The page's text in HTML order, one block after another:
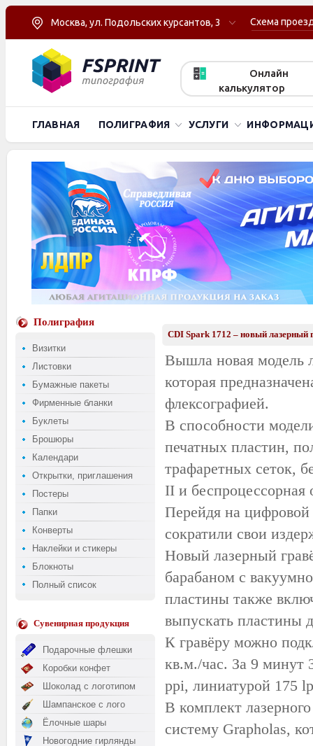
Москва, ул. Подольских курсантов, 3 Схема
Онлайн
калькулятор
ГЛАВНАЯ ПОЛИГРАФИЯ УСЛУГИ
Полиграфия
Визитки
Листовки
Бумажные пакеты
Фирменные бланки
Буклеты
Брошюры
Календари
Открытки, приглашения
Постеры
Папки
Конверты
Наклейки и стикеры
Блокноты
Полный список
Сувенирная продукция
Подарочные флешки
Коробки конфет
Шоколад с логотипом
Шампанское с лого
Ёлочные шары
Новогодние гирлянды
CDI Spark 1712 – новый лазерный
Вышла новая модель
которая
флексографией.
В способности
печатных пластин,
трафаретных сеток,
II и беспроцессорная
Перейдя на
сократили свои
Новый лазерный
барабаном с
пластины также
выпускать
К гравёру можно
кв.м./час. За 9 минут
ppi, линиатурой 175
В комплект
систему Grapholas,